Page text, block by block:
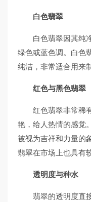
白色翡翠
白色翡翠因其纯
绿色或蓝色调。白色
纯洁，非常适合用来
红色与黑色翡翠
红色翡翠非常稀
艳，给人热情的感觉
被视为吉祥和力量的
翡翠在市场上也具有
透明度与种水
翡翠的透明度直